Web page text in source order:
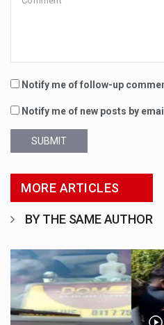
Notify me of follow-up
Notify me of new posts by
SUBMIT
MORE ARTICLES
BY THE SAME AUTHOR